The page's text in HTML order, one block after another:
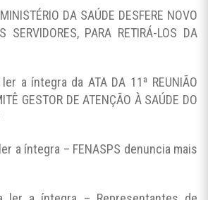
DA SAÚDE DESFERE NOVO
SERVIDORES, PARA RETIRÁ-LOS DA
ler a íntegra da ATA DA 11ª REUNIÃO
GESTOR DE ATENÇÃO À SAÚDE DO
a íntegra – FENASPS denuncia mais